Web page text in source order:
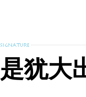
是犹大